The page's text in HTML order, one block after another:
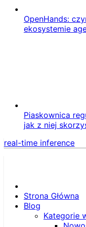
OpenHands:
ekosystemie
Piaskownica
jak z niej
real-time inference
Strona Główna
Blog
Kategorie